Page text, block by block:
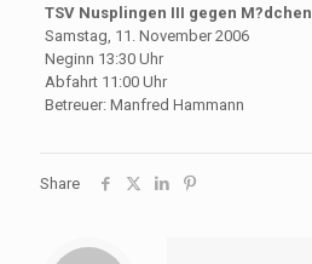
TSV Nusplingen III gegen M?dchen
Samstag, 11. November 2006
Neginn 13:30 Uhr
Abfahrt 11:00 Uhr
Betreuer: Manfred Hammann
Share